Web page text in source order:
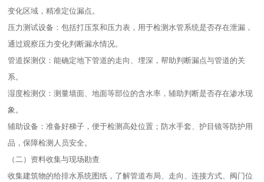
变化区域，精准定位漏点。​
压力测试设备：包括打压泵和压力表，用于检测水管系统是否存在泄漏，
通过观察压力变化判断漏水情况。​
管道探测仪：能确定地下管道的走向、埋深，帮助判断漏点与管道的关
系。​
湿度检测仪：测量墙面、地面等部位的含水率，辅助判断是否存在渗水现
象。​
辅助设备：准备好梯子，便于检测高处位置；防水手套、护目镜等防护用
品，保障检测人员安全。​
（二）资料收集与现场勘查​
收集建筑物的给排水系统图纸，了解管道布局、走向、连接方式、阀门位